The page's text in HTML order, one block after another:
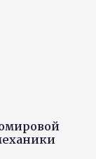
по
разрешение